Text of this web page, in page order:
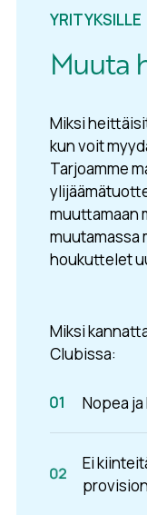
YRITYKSILLE
Muuta
Miksi
kun voit
Tarjoamme
muuttamaan
muutamassa
houkuttelet
Miksi
Clubissa:
Nopea
Ei